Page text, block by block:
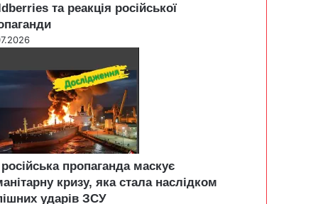
та реакція російської
пропаганда маскує
кризу, яка стала наслідком
ударів ЗСУ